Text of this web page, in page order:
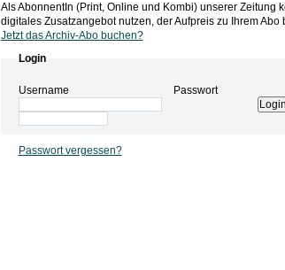
Als AbonnentIn (Print, Online und Kombi) unserer Zeitung
digitales Zusatzangebot nutzen, der Aufpreis zu Ihrem Abo
Jetzt das Archiv-Abo buchen?
Login
Username Passwort
Passwort vergessen?